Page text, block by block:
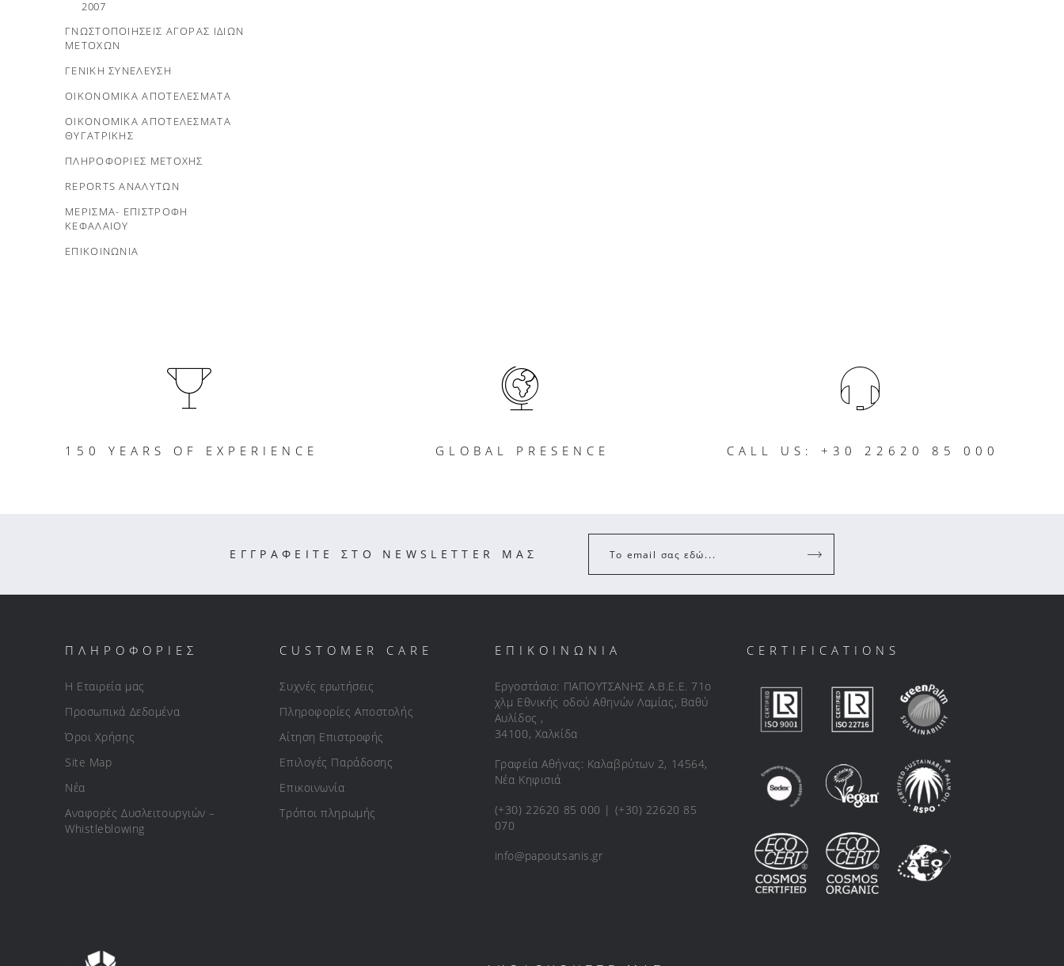
2007
ΓΝΩΣΤΟΠΟΙΗΣΕΙΣ ΑΓΟΡΑΣ ΙΔΙΩΝ
ΜΕΤΟΧΩΝ
ΓΕΝΙΚΗ ΣΥΝΕΛΕΥΣΗ
ΟΙΚΟΝΟΜΙΚΑ ΑΠΟΤΕΛΕΣΜΑΤΑ
ΟΙΚΟΝΟΜΙΚΑ ΑΠΟΤΕΛΕΣΜΑΤΑ
ΘΥΓΑΤΡΙΚΗΣ
ΠΛΗΡΟΦΟΡΙΕΣ ΜΕΤΟΧΗΣ
REPORTS ΑΝΑΛΥΤΩΝ
ΜΕΡΙΣΜΑ- ΕΠΙΣΤΡΟΦΗ
ΚΕΦΑΛΑΙΟΥ
ΕΠΙΚΟΙΝΩΝΙΑ
150 YEARS OF EXPERIENCE GLOBAL PRESENCE CALL US: +30 22620 85 000
ΕΓΓΡΑΦΕΙΤΕ ΣΤΟ NEWSLETTER ΜΑΣ Το email σας εδώ...
ΠΛΗΡΟΦΟΡΙΕΣ
Η Εταιρεία μας
Προσωπικά Δεδομένα
Όροι Χρήσης
Site Map
Νέα
Αναφορές Δυσλειτουργιών –
Whistleblowing
CUSTOMER CARE
Συχνές ερωτήσεις
Πληροφορίες Αποστολής
Αίτηση Επιστροφής
Επιλογές Παράδοσης
Επικοινωνία
Τρόποι πληρωμής
ΕΠΙΚΟΙΝΩΝΙΑ
Εργοστάσιο: ΠΑΠΟΥΤΣΑΝΗΣ Α.Β.Ε.Ε. 71ο
χλμ Εθνικής οδού Αθηνών Λαμίας, Βαθύ
Αυλίδος ,
34100, Χαλκίδα
Γραφεία Αθήνας: Καλαβρύτων 2, 14564,
Νέα Κηφισιά
(+30) 22620 85 000 | (+30) 22620 85
070
info@papoutsanis.gr
CERTIFICATIONS